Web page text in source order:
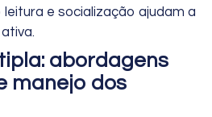
e socialização ajudam a
abordagens
manejo dos